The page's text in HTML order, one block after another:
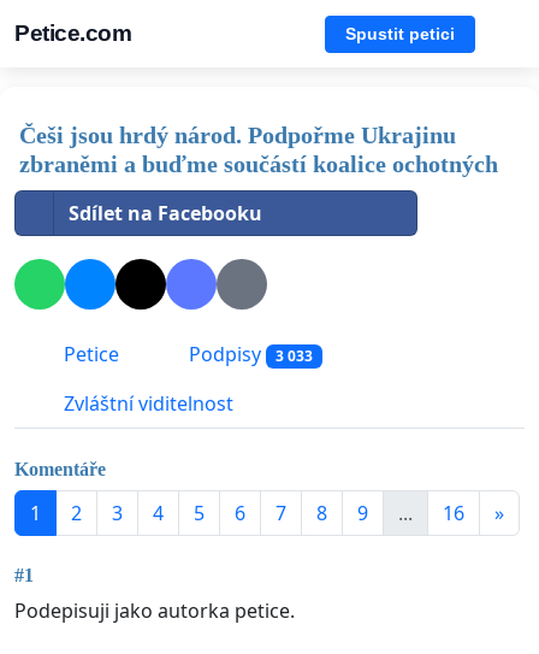
Petice.com Spustit petici
Češi jsou hrdý národ. Podpořme Ukrajinu
zbraněmi a buďme součástí koalice ochotných
Sdílet na Facebooku
Petice Podpisy 3 033
Zvláštní viditelnost
Komentáře
1 2 3 4 5 6 7 8 9 ... 16 »
#1
Podepisuji jako autorka petice.